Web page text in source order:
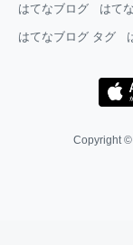
はてなブログ はて
はてなブログ タグ
Copyright